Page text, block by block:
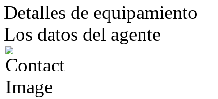
Detalles de equipamiento
Los datos del agente